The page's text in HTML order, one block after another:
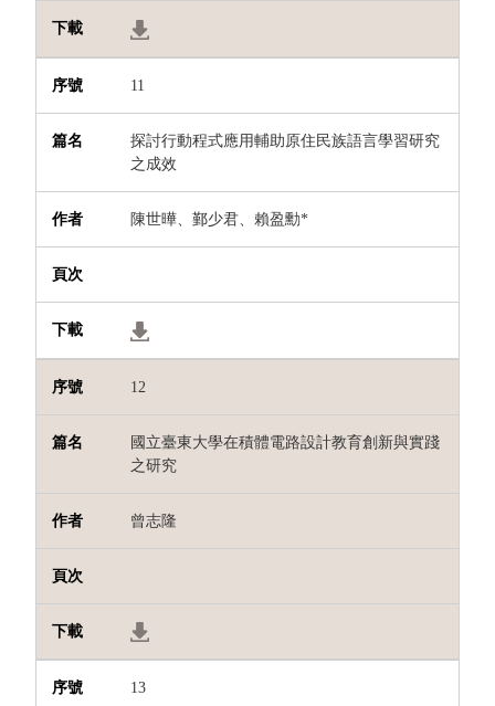
11
探討行動程式應用輔助原住民族語言學習研究
之成效
陳世曄、鄞少君、賴盈勳*
12
國立臺東大學在積體電路設計教育創新與實踐
之研究
曾志隆
13